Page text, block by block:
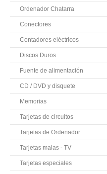
Ordenador Chatarra
Conectores
Contadores eléctricos
Discos Duros
Fuente de alimentación
CD / DVD y disquete
Memorias
Tarjetas de circuitos
Tarjetas de Ordenador
Tarjetas malas - TV
Tarjetas especiales